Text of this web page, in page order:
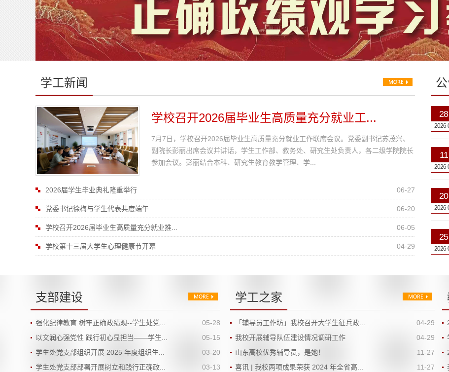
学工新闻
学校召开2026届毕业生高质量充分就业工...
7月7日，学校召开2026届毕业生高质量充分就业工作联席会议。党委副书记苏茂兴、
副院长彭丽出席会议并讲话，学生工作部、教务处、研究生处负责人，各二级学院院长
参加会议。彭丽结合本科、研究生教育教学管理、学...
06-27
2026届学生毕业典礼隆重举行
06-20
党委书记徐梅与学生代表共度端午
06-05
学校召开2026届毕业生高质量充分就业推...
04-29
学校第十三届大学生心理健康节开幕
28
2026-
11
2026-
20
2026-
25
2026-
12
2026-
支部建设
05-28
强化纪律教育 树牢正确政绩观--学生处党...
05-15
以文润心强党性 践行初心显担当——学生...
03-20
学生处党支部组织开展 2025 年度组织生...
03-13
学生处党支部部署开展树立和践行正确政...
学工之家
04-29
「辅导员工作坊」我校召开大学生征兵政...
04-29
我校开展辅导队伍建设情况调研工作
11-27
山东高校优秀辅导员，是她！
11-27
喜讯 | 我校两项成果荣获 2024 年全省高...